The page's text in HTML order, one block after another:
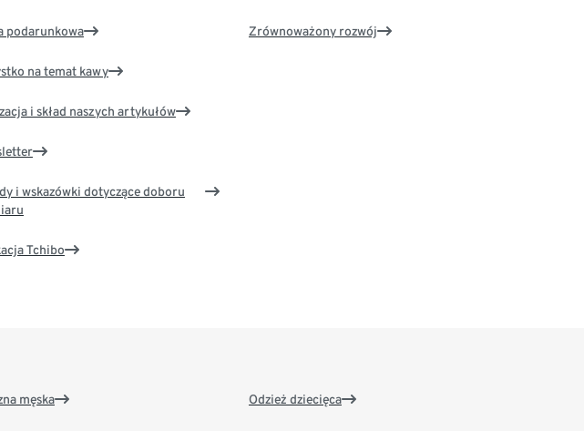
podarunkowa
na temat kawy
i skład naszych artykułów
i wskazówki dotyczące doboru
Tchibo
Zrównoważony rozwój
męska Odzież dziecięca